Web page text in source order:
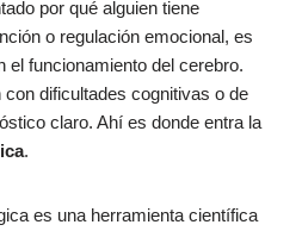
por qué alguien tiene
o regulación emocional, es
el funcionamiento del cerebro.
dificultades cognitivas o de
claro. Ahí es donde entra la
.
es una herramienta científica